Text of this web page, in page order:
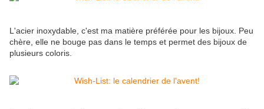
L'acier inoxydable, c'est ma matière préférée pour les bijoux. Peu
chère, elle ne bouge pas dans le temps et permet des bijoux de
plusieurs coloris.